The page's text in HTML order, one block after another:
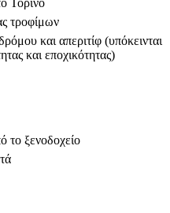
Τορίνο
τροφίμων
και απεριτίφ (υπόκεινται
και εποχικότητας)
το ξενοδοχείο